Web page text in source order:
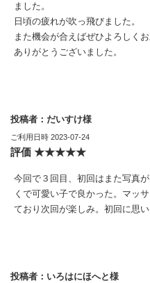
ました。
日頃の疲れが吹っ飛びました。
また機会が合えばぜひよろしくお
ありがとうございました。
投稿者：だいすけ様
ご利用日時 2023-07-24
評価 ★★★★★
今回で３回目、初回はまた写真
くで可愛い子で良かった。マッ
ており次回が楽しみ。初回に思
投稿者：いろはにほへと様